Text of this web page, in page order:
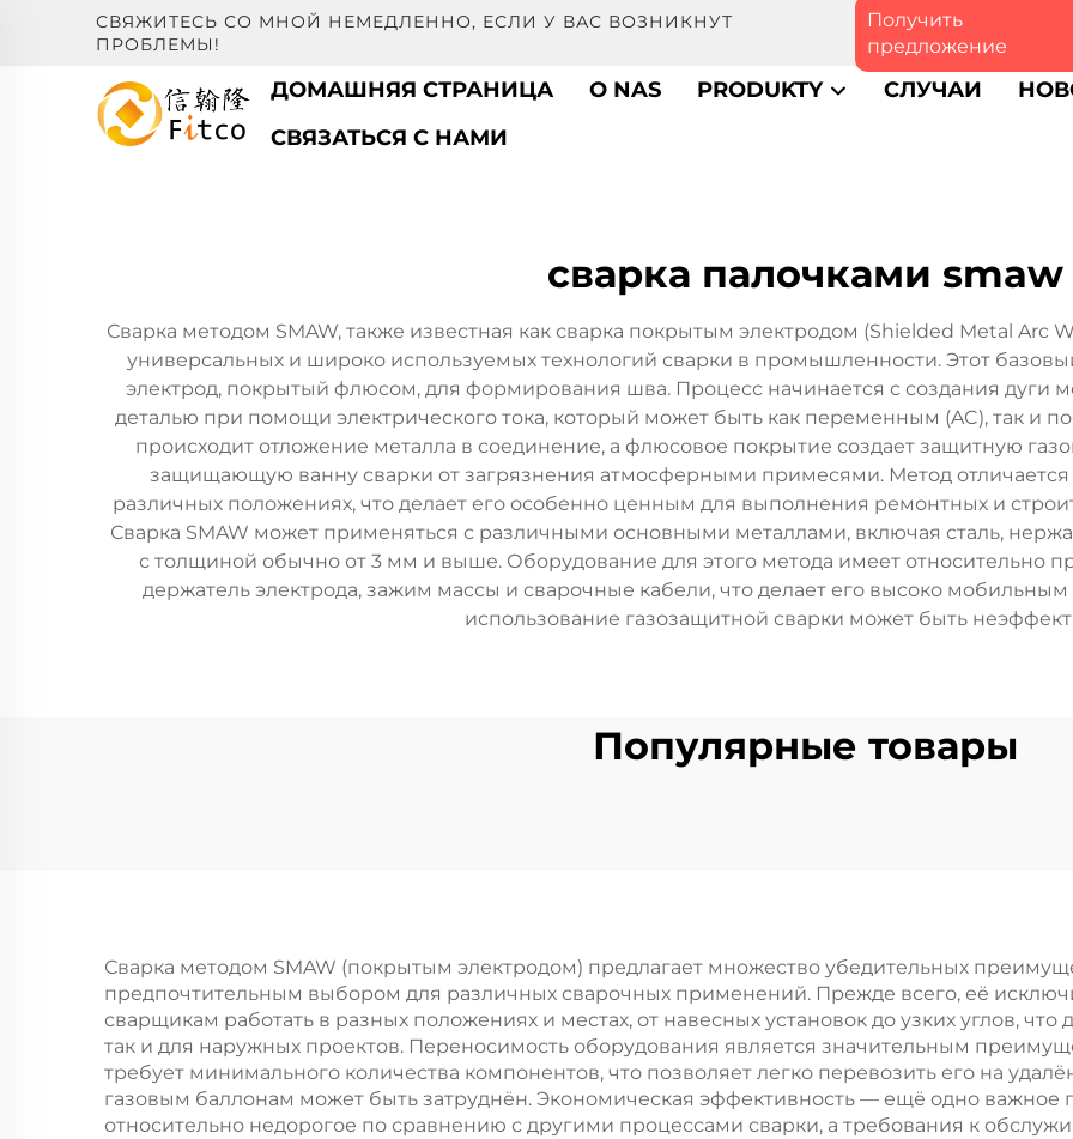
СВЯЖИТЕСЬ СО МНОЙ НЕМЕДЛЕННО, ЕСЛИ У ВАС ВОЗНИКНУТ
ПРОБЛЕМЫ!
Получить
предложение
ДОМАШНЯЯ СТРАНИЦА O NAS PRODUKTY СЛУЧАИ
СВЯЗАТЬСЯ С НАМИ
сварка палочками smaw
Сварка методом SMAW, также известная как сварка покрытым электродом (Shielded Metal Arc
универсальных и широко используемых технологий сварки в промышленности. Этот
электрод, покрытый флюсом, для формирования шва. Процесс начинается с создания дуги
деталью при помощи электрического тока, который может быть как переменным (AC), так и
происходит отложение металла в соединение, а флюсовое покрытие создает защитную
защищающую ванну сварки от загрязнения атмосферными примесями. Метод отличается
различных положениях, что делает его особенно ценным для выполнения ремонтных и
Сварка SMAW может применяться с различными основными металлами, включая сталь,
с толщиной обычно от 3 мм и выше. Оборудование для этого метода имеет относительно
держатель электрода, зажим массы и сварочные кабели, что делает его высоко
использование газозащитной сварки может быть
Популярные товары
Сварка методом SMAW (покрытым электродом) предлагает множество убедительных
предпочтительным выбором для различных сварочных применений. Прежде всего, её
сварщикам работать в разных положениях и местах, от навесных установок до узких углов, что
так и для наружных проектов. Переносимость оборудования является значительным
требует минимального количества компонентов, что позволяет легко перевозить его на
газовым баллонам может быть затруднён. Экономическая эффективность — ещё одно важное
относительно недорогое по сравнению с другими процессами сварки, а требования к